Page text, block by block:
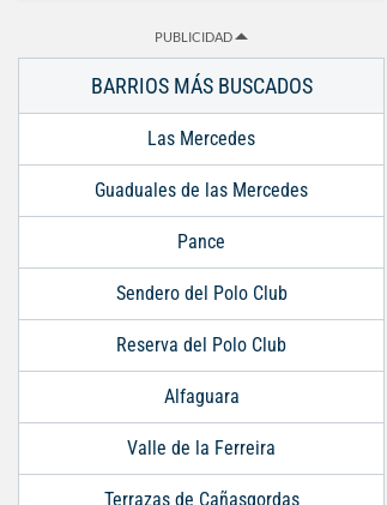
PUBLICIDAD
BARRIOS MÁS BUSCADOS
Las Mercedes
Guaduales de las Mercedes
Pance
Sendero del Polo Club
Reserva del Polo Club
Alfaguara
Valle de la Ferreira
Terrazas de Cañasgordas